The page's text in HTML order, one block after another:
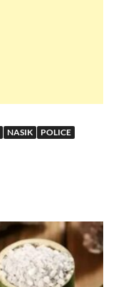
NASIK
POLICE